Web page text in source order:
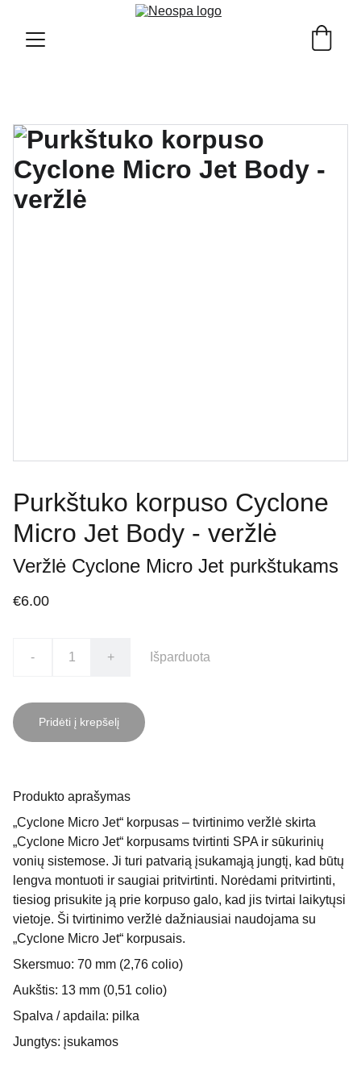
Purkštuko korpuso Cyclone
Micro Jet Body - veržlė
Veržlė Cyclone Micro Jet purkštukams
€6.00
- + Išparduota
Pridėti į krepšelį
Produkto aprašymas
„Cyclone Micro Jet“ korpusas – tvirtinimo veržlė skirta
„Cyclone Micro Jet“ korpusams tvirtinti SPA ir sūkurinių
vonių sistemose. Ji turi patvarią įsukamąją jungtį, kad būtų
lengva montuoti ir saugiai pritvirtinti. Norėdami pritvirtinti,
tiesiog prisukite ją prie korpuso galo, kad jis tvirtai laikytųsi
vietoje. Ši tvirtinimo veržlė dažniausiai naudojama su
„Cyclone Micro Jet“ korpusais.
Skersmuo: 70 mm (2,76 colio)
Aukštis: 13 mm (0,51 colio)
Spalva / apdaila: pilka
Jungtys: įsukamos